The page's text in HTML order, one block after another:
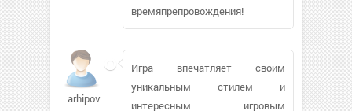
времяпрепровождения!
arhipov9757
Игра впечатляет своим
уникальным стилем и
интересным игровым